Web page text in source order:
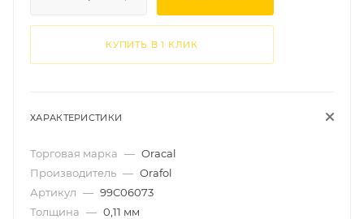
КУПИТЬ В 1 КЛИК
ХАРАКТЕРИСТИКИ
Торговая марка — Oracal
Производитель — Orafol
Артикул — 99C06073
Толщина — 0,11 мм